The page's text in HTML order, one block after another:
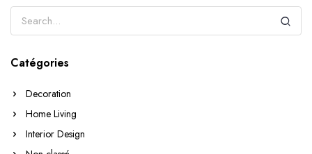
Catégories
Decoration
Home Living
Interior Design